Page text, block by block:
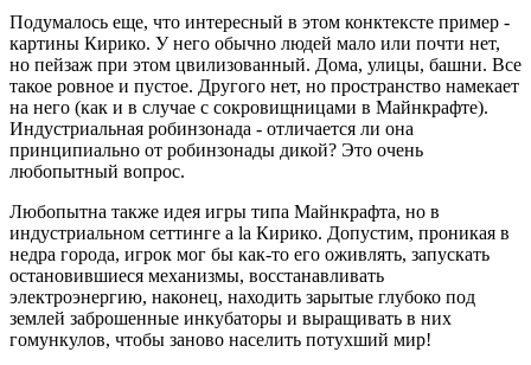
Подумалось еще, что интересный в этом конктексте пример -
картины Кирико. У него обычно людей мало или почти нет,
но пейзаж при этом цвилизованный. Дома, улицы, башни. Все
такое ровное и пустое. Другого нет, но пространство намекает
на него (как и в случае с сокровищницами в Майнкрафте).
Индустриальная робинзонада - отличается ли она
принципиально от робинзонады дикой? Это очень
любопытный вопрос.
Любопытна также идея игры типа Майнкрафта, но в
индустриальном сеттинге a la Кирико. Допустим, проникая в
недра города, игрок мог бы как-то его оживлять, запускать
остановившиеся механизмы, восстанавливать
электроэнергию, наконец, находить зарытые глубоко под
землей заброшенные инкубаторы и выращивать в них
гомункулов, чтобы заново населить потухший мир!